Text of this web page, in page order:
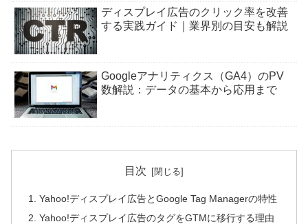
ディスプレイ広告のクリック率を改善
する実践ガイド｜業界別の目安も解説
Googleアナリティクス（GA4）のPV
数解説：データの基本から応用まで
目次
Yahoo!ディスプレイ広告とGoogle Tag Managerの特性
Yahoo!ディスプレイ広告のタグをGTMに移行する理由